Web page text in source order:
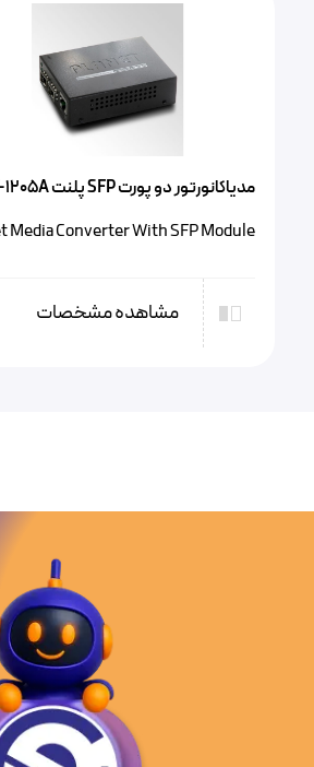
مدیاکانورتور دو پورت SFP پلنت GT-1205A
Media Converter With SFP Module
مشاهده مشخصات